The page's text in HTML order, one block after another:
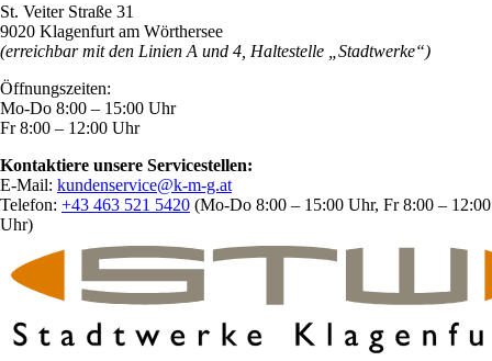
St. Veiter Straße 31
9020 Klagenfurt am Wörthersee
(erreichbar mit den Linien A und 4, Haltestelle „Stadtwerke“)
Öffnungszeiten:
Mo-Do 8:00 – 15:00 Uhr
Fr 8:00 – 12:00 Uhr
Kontaktiere unsere Servicestellen:
E-Mail: kundenservice@k-m-g.at
Telefon: +43 463 521 5420 (Mo-Do 8:00 – 15:00 Uhr, Fr 8:00 – 12:00
Uhr)